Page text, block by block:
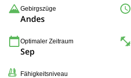
Gebirgszüge
Andes
Optimaler Zeitraum
Sep
Fähigkeitsniveau